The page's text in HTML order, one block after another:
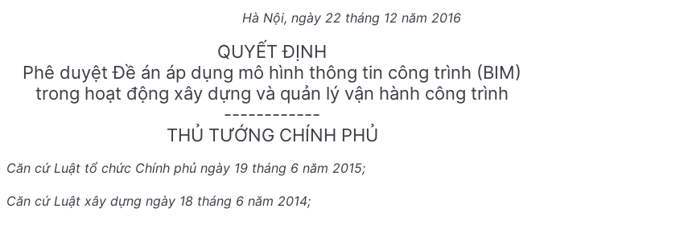
Hà Nội, ngày 22 tháng 12 năm 2016
QUYẾT ĐỊNH
Phê duyệt Đề án áp dụng mô hình thông tin công trình (BIM)
trong hoạt động xây dựng và quản lý vận hành công trình
------------
THỦ TƯỚNG CHÍNH PHỦ
Căn cứ Luật tổ chức Chính phủ ngày 19 tháng 6 năm 2015;
Căn cứ Luật xây dựng ngày 18 tháng 6 năm 2014;